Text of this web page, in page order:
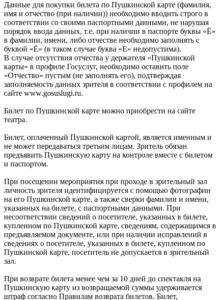
Данные для покупки билета по Пушкинской карте (фамилия,
имя и отчество (при наличии)) необходимо вводить строго в
соответствии со своими паспортными данными, не нарушая
порядок ввода данных, т.е. при наличии в паспорте буквы «Ё»
в фамилии, имени, либо отчестве необходимо заполнять с
буквой «Ё» (в таком случае буква «Е» недопустима).
В случае отсутствия отчества у держателя «Пушкинской
карты» в профиле Госуслуг, необходимо оставить поле
«Отчество» пустым (не заполнять его), подтверждая
заполняемость данных зрителя в соответствии с профилем на
сайте www.gosuslugi.ru.
Билет по Пушкинской карте можно приобрести на сайте
театра.
Билет, оплаченный Пушкинской картой, является именным и
не может передаваться третьим лицам. Зритель обязан
предъявить Пушкинскую карту на контроле вместе с билетом
и паспортом.
При посещении мероприятия при проходе в зрительный зал
личность зрителя идентифицируется с помощью фотографии
на его Пушкинской карте, а также сверки фамилии и имени,
указанных на билете, с паспортными данными. При
несоответствии сведений о посетителе, указанных в билете,
купленном по Пушкинской карте, сведениям, содержащимся в
предъявляемом документе, или при наличии исправлений в
сведениях о посетителе, указанных в билете, купленном по
Пушкинской карте, посетитель не допускается в зрительный
зал.
При возврате билета менее чем за 10 дней до спектакля на
Пушкинскую карту из возвращаемой суммы удерживается
штраф согласно Правилам возврата билетов. Билет,